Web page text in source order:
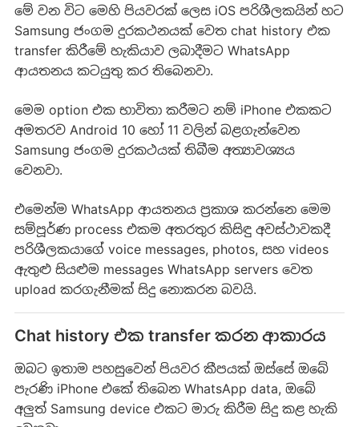
මේ වන විට මෙහි පියවරක් ලෙස iOS පරිශීලකයින් හට
Samsung ජංගම දුරකථනයක් වෙත chat history එක
transfer කිරීමේ හැකියාව ලබාදීමට WhatsApp
ආයතනය කටයුතු කර තිබෙනවා.
මෙම option එක භාවිතා කරීමට නම් iPhone එකකට
අමතරව Android 10 හෝ 11 වලින් බළගැන්වෙන
Samsung ජංගම දුරකථයක් තිබීම අත්‍යාවශ්‍යය
වෙනවා.
එමෙන්ම WhatsApp ආයතනය ප්‍රකාශ කරන්නෙ මෙම
සම්පූර්ණ process එකම අතරතුර කිසිඳු අවස්ථාවකදී
පරිශීලකයාගේ voice messages, photos, සහ videos
ඇතුළු සියළුම messages WhatsApp servers වෙත
upload කරගැනීමක් සිදු නොකරන බවයි.
Chat history එක transfer කරන ආකාරය
ඔබට ඉතාම පහසුවෙන් පියවර කීපයක් ඔස්සේ ඔබේ
පැරණි iPhone එකේ තිබෙන WhatsApp data, ඔබේ
අලුත් Samsung device එකට මාරු කිරීම සිදු කළ හැකි